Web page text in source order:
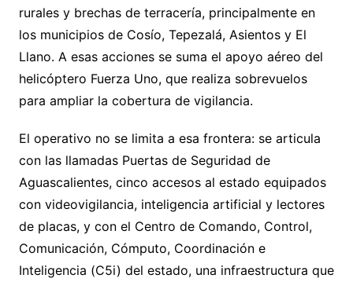
rurales y brechas de terracería, principalmente en
los municipios de Cosío, Tepezalá, Asientos y El
Llano. A esas acciones se suma el apoyo aéreo del
helicóptero Fuerza Uno, que realiza sobrevuelos
para ampliar la cobertura de vigilancia.
El operativo no se limita a esa frontera: se articula
con las llamadas Puertas de Seguridad de
Aguascalientes, cinco accesos al estado equipados
con videovigilancia, inteligencia artificial y lectores
de placas, y con el Centro de Comando, Control,
Comunicación, Cómputo, Coordinación e
Inteligencia (C5i) del estado, una infraestructura que